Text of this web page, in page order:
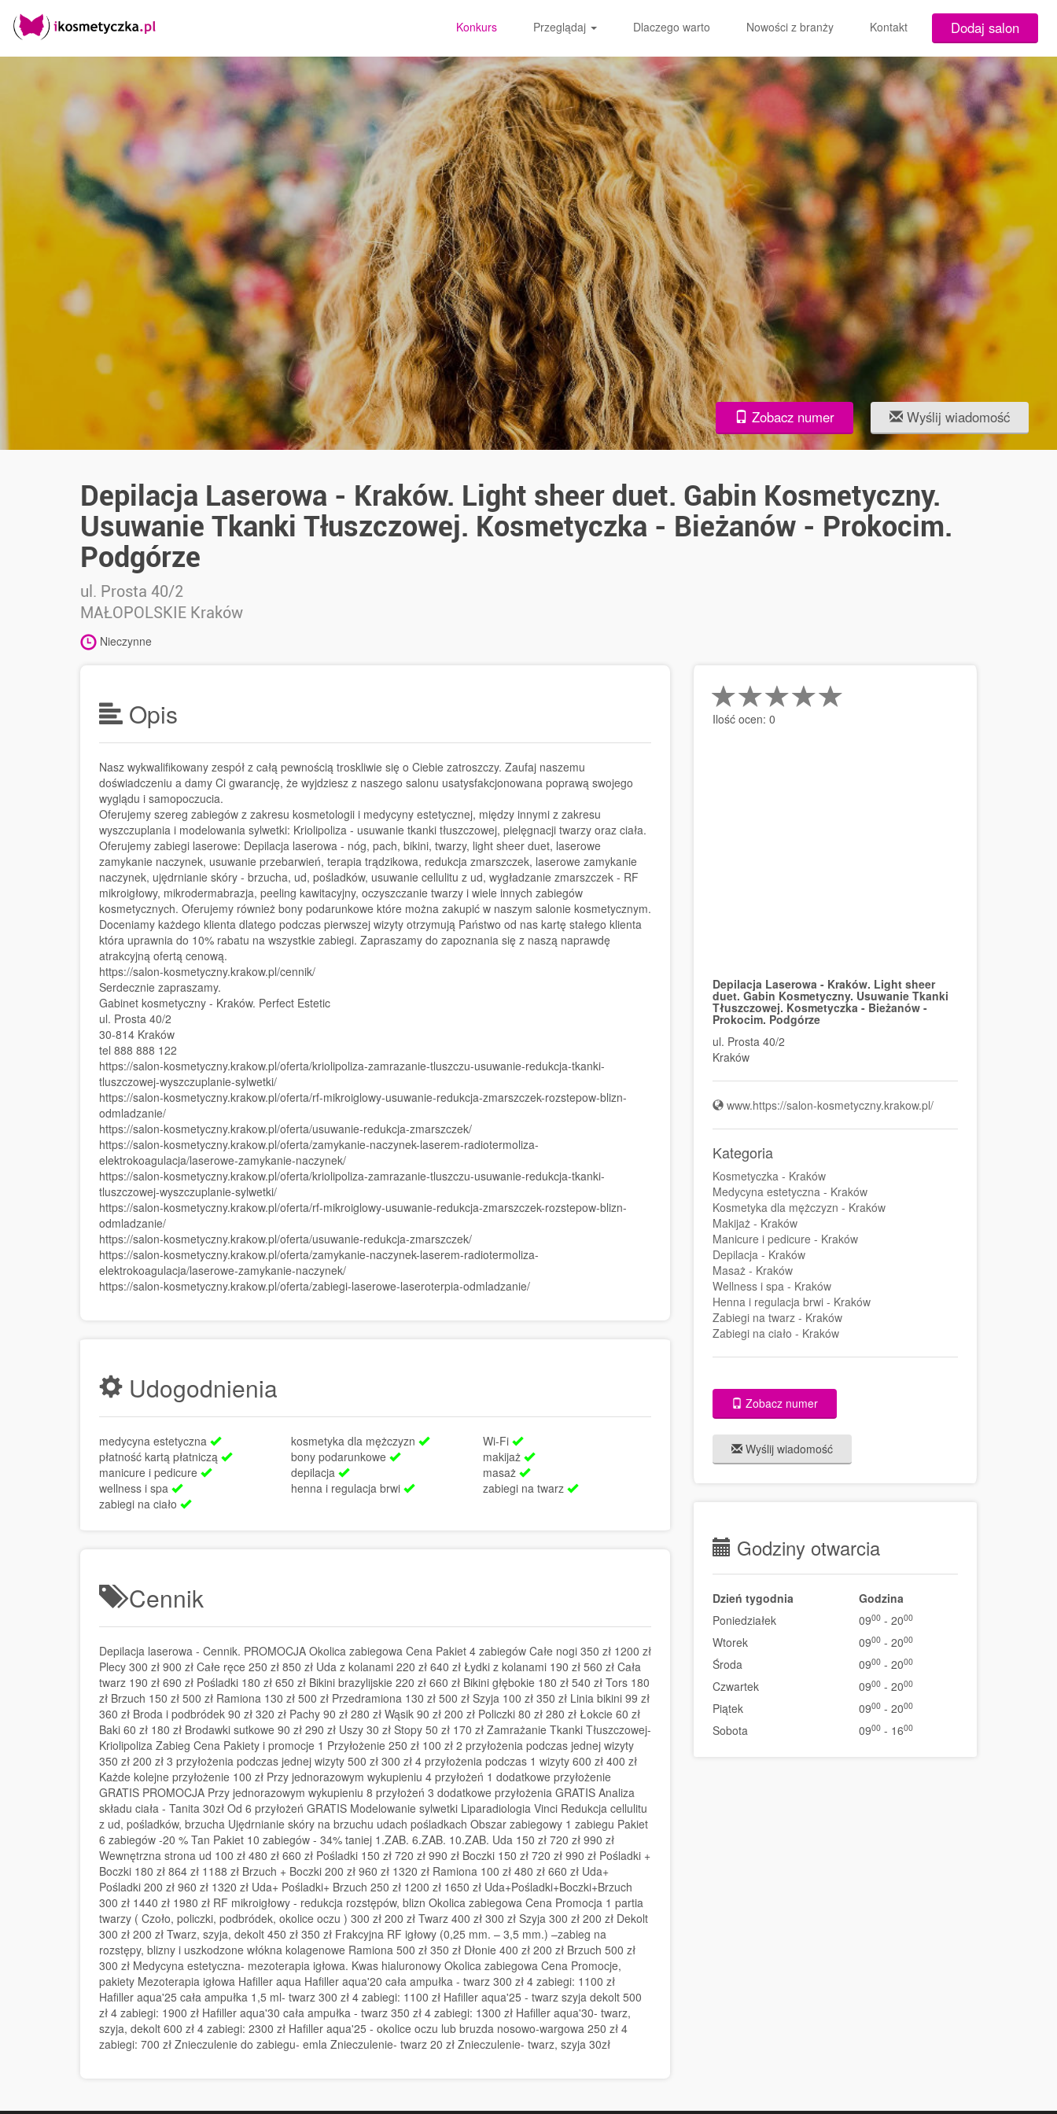
Konkurs Przeglądaj Dlaczego warto Nowości z branży Kontakt Dodaj salon
Zobacz numer Wyślij wiadomość
Depilacja Laserowa - Kraków. Light sheer duet. Gabin Kosmetyczny.
Usuwanie Tkanki Tłuszczowej. Kosmetyczka - Bieżanów - Prokocim.
Podgórze
ul. Prosta 40/2
MAŁOPOLSKIE Kraków
Nieczynne
Opis
Nasz wykwalifikowany zespół z całą pewnością troskliwie się o Ciebie zatroszczy. Zaufaj naszemu
doświadczeniu a damy Ci gwarancję, że wyjdziesz z naszego salonu usatysfakcjonowana poprawą swojego
wyglądu i samopoczucia.
Oferujemy szereg zabiegów z zakresu kosmetologii i medycyny estetycznej, między innymi z zakresu
wyszczuplania i modelowania sylwetki: Kriolipoliza - usuwanie tkanki tłuszczowej, pielęgnacji twarzy oraz ciała.
Oferujemy zabiegi laserowe: Depilacja laserowa - nóg, pach, bikini, twarzy, light sheer duet, laserowe
zamykanie naczynek, usuwanie przebarwień, terapia trądzikowa, redukcja zmarszczek, laserowe zamykanie
naczynek, ujędrnianie skóry - brzucha, ud, pośladków, usuwanie cellulitu z ud, wygładzanie zmarszczek - RF
mikroigłowy, mikrodermabrazja, peeling kawitacyjny, oczyszczanie twarzy i wiele innych zabiegów
kosmetycznych. Oferujemy również bony podarunkowe które można zakupić w naszym salonie kosmetycznym.
Doceniamy każdego klienta dlatego podczas pierwszej wizyty otrzymują Państwo od nas kartę stałego klienta
która uprawnia do 10% rabatu na wszystkie zabiegi. Zapraszamy do zapoznania się z naszą naprawdę
atrakcyjną ofertą cenową.
https://salon-kosmetyczny.krakow.pl/cennik/
Serdecznie zapraszamy.
Gabinet kosmetyczny - Kraków. Perfect Estetic
ul. Prosta 40/2
30-814 Kraków
tel 888 888 122
https://salon-kosmetyczny.krakow.pl/oferta/kriolipoliza-zamrazanie-tluszczu-usuwanie-redukcja-tkanki-
tluszczowej-wyszczuplanie-sylwetki/
https://salon-kosmetyczny.krakow.pl/oferta/rf-mikroiglowy-usuwanie-redukcja-zmarszczek-rozstepow-blizn-
odmladzanie/
https://salon-kosmetyczny.krakow.pl/oferta/usuwanie-redukcja-zmarszczek/
https://salon-kosmetyczny.krakow.pl/oferta/zamykanie-naczynek-laserem-radiotermoliza-
elektrokoagulacja/laserowe-zamykanie-naczynek/
https://salon-kosmetyczny.krakow.pl/oferta/kriolipoliza-zamrazanie-tluszczu-usuwanie-redukcja-tkanki-
tluszczowej-wyszczuplanie-sylwetki/
https://salon-kosmetyczny.krakow.pl/oferta/rf-mikroiglowy-usuwanie-redukcja-zmarszczek-rozstepow-blizn-
odmladzanie/
https://salon-kosmetyczny.krakow.pl/oferta/usuwanie-redukcja-zmarszczek/
https://salon-kosmetyczny.krakow.pl/oferta/zamykanie-naczynek-laserem-radiotermoliza-
elektrokoagulacja/laserowe-zamykanie-naczynek/
https://salon-kosmetyczny.krakow.pl/oferta/zabiegi-laserowe-laseroterpia-odmladzanie/
Udogodnienia
medycyna estetyczna kosmetyka dla mężczyzn
Wi-Fi
płatność kartą płatniczą
bony podarunkowe
makijaż
manicure i pedicure
depilacja
masaż
wellness i spa
henna i regulacja brwi
zabiegi na twarz
zabiegi na ciało
Cennik
Depilacja laserowa - Cennik. PROMOCJA Okolica zabiegowa Cena Pakiet 4 zabiegów Całe nogi 350 zł 1200 zł
Plecy 300 zł 900 zł Całe ręce 250 zł 850 zł Uda z kolanami 220 zł 640 zł Łydki z kolanami 190 zł 560 zł Cała
twarz 190 zł 690 zł Pośladki 180 zł 650 zł Bikini brazylijskie 220 zł 660 zł Bikini głębokie 180 zł 540 zł Tors 180
zł Brzuch 150 zł 500 zł Ramiona 130 zł 500 zł Przedramiona 130 zł 500 zł Szyja 100 zł 350 zł Linia bikini 99 zł
360 zł Broda i podbródek 90 zł 320 zł Pachy 90 zł 280 zł Wąsik 90 zł 200 zł Policzki 80 zł 280 zł Łokcie 60 zł
Baki 60 zł 180 zł Brodawki sutkowe 90 zł 290 zł Uszy 30 zł Stopy 50 zł 170 zł Zamrażanie Tkanki Tłuszczowej-
Kriolipoliza Zabieg Cena Pakiety i promocje 1 Przyłożenie 250 zł 100 zł 2 przyłożenia podczas jednej wizyty
350 zł 200 zł 3 przyłożenia podczas jednej wizyty 500 zł 300 zł 4 przyłożenia podczas 1 wizyty 600 zł 400 zł
Każde kolejne przyłożenie 100 zł Przy jednorazowym wykupieniu 4 przyłożeń 1 dodatkowe przyłożenie
GRATIS PROMOCJA Przy jednorazowym wykupieniu 8 przyłożeń 3 dodatkowe przyłożenia GRATIS Analiza
składu ciała - Tanita 30zł Od 6 przyłożeń GRATIS Modelowanie sylwetki Liparadiologia Vinci Redukcja cellulitu
z ud, pośladków, brzucha Ujędrnianie skóry na brzuchu udach pośladkach Obszar zabiegowy 1 zabiegu Pakiet
6 zabiegów -20 % Tan Pakiet 10 zabiegów - 34% taniej 1.ZAB. 6.ZAB. 10.ZAB. Uda 150 zł 720 zł 990 zł
Wewnętrzna strona ud 100 zł 480 zł 660 zł Pośladki 150 zł 720 zł 990 zł Boczki 150 zł 720 zł 990 zł Pośladki +
Boczki 180 zł 864 zł 1188 zł Brzuch + Boczki 200 zł 960 zł 1320 zł Ramiona 100 zł 480 zł 660 zł Uda+
Pośladki 200 zł 960 zł 1320 zł Uda+ Pośladki+ Brzuch 250 zł 1200 zł 1650 zł Uda+Pośladki+Boczki+Brzuch
300 zł 1440 zł 1980 zł RF mikroigłowy - redukcja rozstępów, blizn Okolica zabiegowa Cena Promocja 1 partia
twarzy ( Czoło, policzki, podbródek, okolice oczu ) 300 zł 200 zł Twarz 400 zł 300 zł Szyja 300 zł 200 zł Dekolt
300 zł 200 zł Twarz, szyja, dekolt 450 zł 350 zł Frakcyjna RF igłowy (0,25 mm. – 3,5 mm.) –zabieg na
rozstępy, blizny i uszkodzone włókna kolagenowe Ramiona 500 zł 350 zł Dłonie 400 zł 200 zł Brzuch 500 zł
300 zł Medycyna estetyczna- mezoterapia igłowa. Kwas hialuronowy Okolica zabiegowa Cena Promocje,
pakiety Mezoterapia igłowa Hafiller aqua Hafiller aqua'20 cała ampułka - twarz 300 zł 4 zabiegi: 1100 zł
Hafiller aqua'25 cała ampułka 1,5 ml- twarz 300 zł 4 zabiegi: 1100 zł Hafiller aqua'25 - twarz szyja dekolt 500
zł 4 zabiegi: 1900 zł Hafiller aqua'30 cała ampułka - twarz 350 zł 4 zabiegi: 1300 zł Hafiller aqua'30- twarz,
szyja, dekolt 600 zł 4 zabiegi: 2300 zł Hafiller aqua'25 - okolice oczu lub bruzda nosowo-wargowa 250 zł 4
zabiegi: 700 zł Znieczulenie do zabiegu- emla Znieczulenie- twarz 20 zł Znieczulenie- twarz, szyja 30zł
Ilość ocen: 0
Depilacja Laserowa - Kraków. Light sheer
duet. Gabin Kosmetyczny. Usuwanie Tkanki
Tłuszczowej. Kosmetyczka - Bieżanów -
Prokocim. Podgórze
ul. Prosta 40/2
Kraków
www.https://salon-kosmetyczny.krakow.pl/
Kategoria
Kosmetyczka - Kraków
Medycyna estetyczna - Kraków
Kosmetyka dla mężczyzn - Kraków
Makijaż - Kraków
Manicure i pedicure - Kraków
Depilacja - Kraków
Masaż - Kraków
Wellness i spa - Kraków
Henna i regulacja brwi - Kraków
Zabiegi na twarz - Kraków
Zabiegi na ciało - Kraków
Zobacz numer
Wyślij wiadomość
Godziny otwarcia
Dzień tygodnia
Godzina
Poniedziałek
0900 - 2000
Wtorek 0900 - 2000
Środa 0900 - 2000
Czwartek 0900 - 2000
Piątek 0900 - 2000
Sobota 0900 - 1600